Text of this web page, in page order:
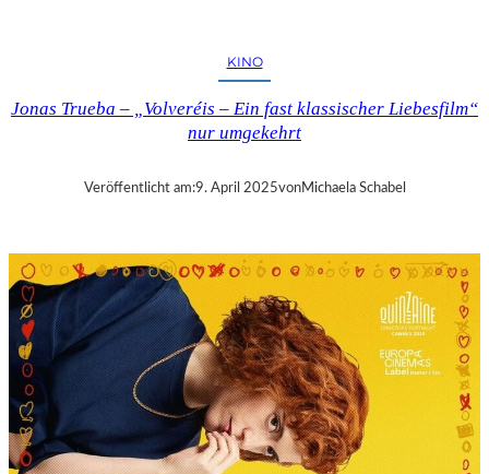
N
B
R
„
M
A
I
N
A
R
T
“
P
KINO
Jonas Trueba – „Volveréis – Ein fast klassischer Liebesfilm“
nur umgekehrt
Veröffentlicht am:9. April 2025vonMichaela Schabel